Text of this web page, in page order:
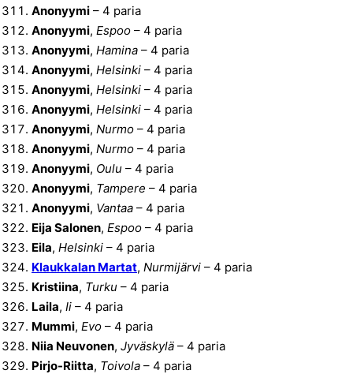
Anonyymi – 4 paria
Anonyymi, Espoo – 4 paria
Anonyymi, Hamina – 4 paria
Anonyymi, Helsinki – 4 paria
Anonyymi, Helsinki – 4 paria
Anonyymi, Helsinki – 4 paria
Anonyymi, Nurmo – 4 paria
Anonyymi, Nurmo – 4 paria
Anonyymi, Oulu – 4 paria
Anonyymi, Tampere – 4 paria
Anonyymi, Vantaa – 4 paria
Eija Salonen, Espoo – 4 paria
Eila, Helsinki – 4 paria
Klaukkalan Martat, Nurmijärvi – 4 paria
Kristiina, Turku – 4 paria
Laila, Ii – 4 paria
Mummi, Evo – 4 paria
Niia Neuvonen, Jyväskylä – 4 paria
Pirjo-Riitta, Toivola – 4 paria